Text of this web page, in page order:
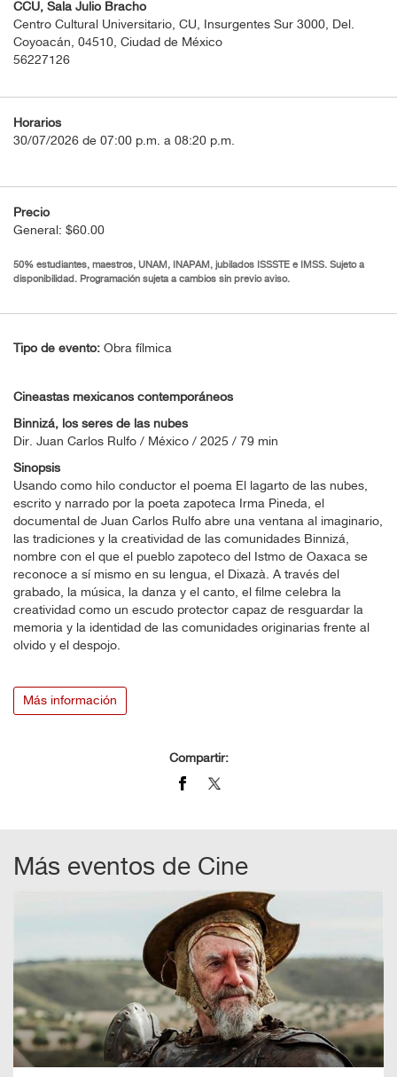
CulturaCulturaUNAM
CCU, Sala Julio Bracho
Centro Cultural Universitario, CU, Insurgentes Sur 3000, Del.
Coyoacán, 04510, Ciudad de México
56227126
Horarios
30/07/2026 de 07:00 p.m. a 08:20 p.m.
Precio
General: $60.00
50% estudiantes, maestros, UNAM, INAPAM, jubilados ISSSTE e IMSS. Sujeto a
disponibilidad. Programación sujeta a cambios sin previo aviso.
Tipo de evento: Obra fílmica
Cineastas mexicanos contemporáneos
Binnizá, los seres de las nubes
Dir. Juan Carlos Rulfo / México / 2025 / 79 min
Sinopsis
Usando como hilo conductor el poema El lagarto de las nubes,
escrito y narrado por la poeta zapoteca Irma Pineda, el
documental de Juan Carlos Rulfo abre una ventana al imaginario,
las tradiciones y la creatividad de las comunidades Binnizá,
nombre con el que el pueblo zapoteco del Istmo de Oaxaca se
reconoce a sí mismo en su lengua, el Dixazà. A través del
grabado, la música, la danza y el canto, el filme celebra la
creatividad como un escudo protector capaz de resguardar la
memoria y la identidad de las comunidades originarias frente al
olvido y el despojo.
Más información
Compartir:
Más eventos de Cine